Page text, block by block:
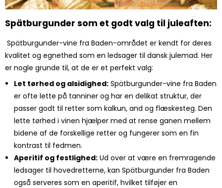
Spätburgunder som et godt valg til juleaften:
Spätburgunder-vine fra Baden-området er kendt for deres
kvalitet og egnethed som en ledsager til dansk julemad. Her
er nogle grunde til, at de er et perfekt valg:
Let tørhed og alsidighed:Spätburgunder-vine fra Baden
er ofte lette på tanniner og har en delikat struktur, der
passer godt til retter som kalkun, and og flæskesteg. Den
lette tørhed i vinen hjælper med at rense ganen mellem
bidene af de forskellige retter og fungerer som en fin
kontrast til fedmen.
Aperitif og festlighed:Ud over at være en fremragende
ledsager til hovedretterne, kan Spätburgunder fra Baden
også serveres som en aperitif, hvilket tilføjer en